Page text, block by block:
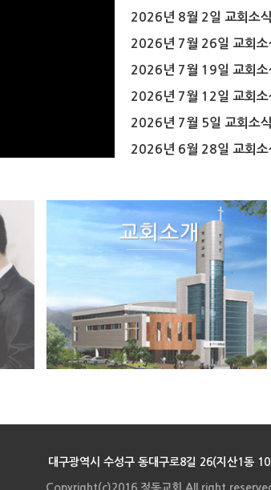
2026년 8월 2일 교회소식
2026년 7월 26일 교회소
2026년 7월 19일 교회소
2026년 7월 12일 교회소
2026년 7월 5일 교회소식
2026년 6월 28일 교회소
대구광역시 수성구 동대구로8길 26(지산1동
Copyright(c)2016 정동교회 All right